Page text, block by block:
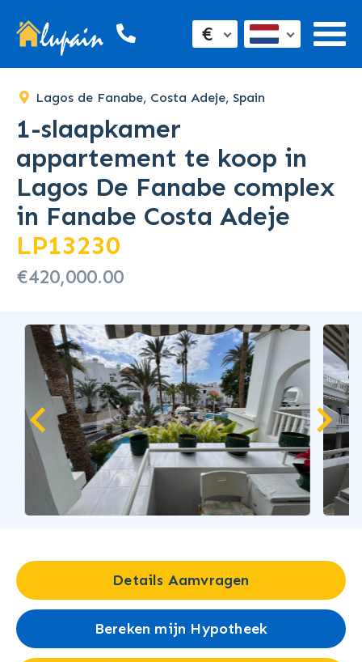
€
Lagos de Fanabe, Costa Adeje, Spain
1-slaapkamer
appartement te koop in
Lagos De Fanabe complex
in Fanabe Costa Adeje
LP13230
€420,000.00
Details Aamvragen
Bereken mijn Hypotheek